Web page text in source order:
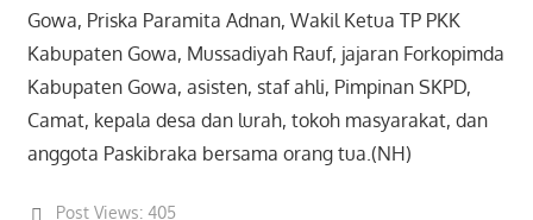
Gowa, Priska Paramita Adnan, Wakil Ketua TP PKK
Kabupaten Gowa, Mussadiyah Rauf, jajaran Forkopimda
Kabupaten Gowa, asisten, staf ahli, Pimpinan SKPD,
Camat, kepala desa dan lurah, tokoh masyarakat, dan
anggota Paskibraka bersama orang tua.(NH)
Post Views: 405